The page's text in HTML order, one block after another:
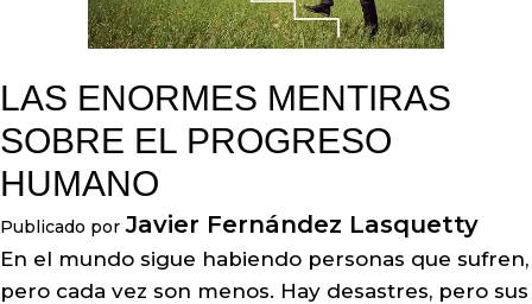
LAS ENORMES MENTIRAS
SOBRE EL PROGRESO
HUMANO
Publicado por Javier Fernández Lasquetty
En el mundo sigue habiendo personas que sufren,
pero cada vez son menos. Hay desastres, pero sus